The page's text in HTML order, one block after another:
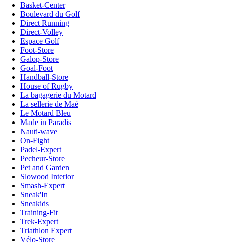
Basket-Center
Boulevard du Golf
Direct Running
Direct-Volley
Espace Golf
Foot-Store
Galop-Store
Goal-Foot
Handball-Store
House of Rugby
La bagagerie du Motard
La sellerie de Maé
Le Motard Bleu
Made in Paradis
Nauti-wave
On-Fight
Padel-Expert
Pecheur-Store
Pet and Garden
Slowood Interior
Smash-Expert
Sneak'In
Sneakids
Training-Fit
Trek-Expert
Triathlon Expert
Vélo-Store